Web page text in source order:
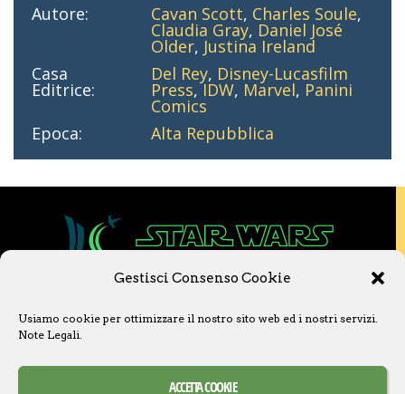
Gestisci Consenso Cookie
Usiamo cookie per ottimizzare il nostro sito web ed i nostri servizi.
Note Legali.
ACCETTA COOKIE
Autore:
Cavan Scott, Charles Soule,
Claudia Gray, Daniel José
Older, Justina Ireland
Casa
Editrice:
Del Rey, Disney-Lucasfilm
Press,IDW, Marvel, Panini
Comics
Epoca:
Alta Repubblica
Questo sito non è collegato a Lucasfilm LTD o
a The Walt Disney Company o ad altre
Ogni nome, titolo, immagine o qualsiasi altra
forma, appartiene ai propri detentori.